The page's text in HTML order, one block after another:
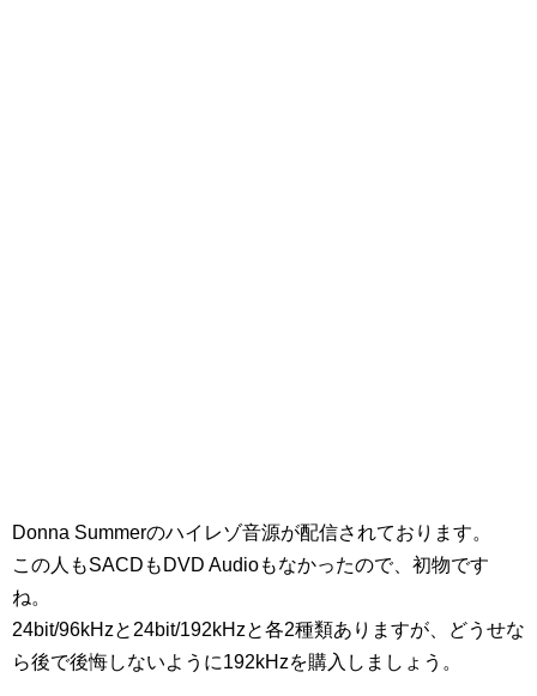
Donna Summerのハイレゾ音源が配信されております。
この人もSACDもDVD Audioもなかったので、初物です
ね。
24bit/96kHzと24bit/192kHzと各2種類ありますが、どうせな
ら後で後悔しないように192kHzを購入しましょう。